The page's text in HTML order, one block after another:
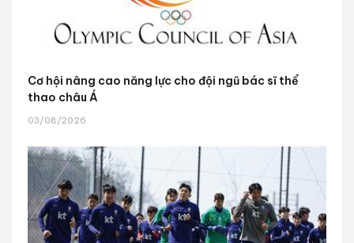
Cơ hội nâng cao năng lực cho đội ngũ bác sĩ thể
thao châu Á
03/08/2026